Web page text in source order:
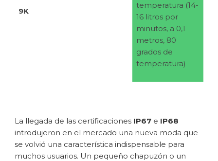
9K
temperatura (14-
16 litros por
minutos, a 0,1
metros, 80
grados de
temperatura)
La llegada de las certificaciones IP67 e IP68
introdujeron en el mercado una nueva moda que
se volvió una característica indispensable para
muchos usuarios. Un pequeño chapuzón o un